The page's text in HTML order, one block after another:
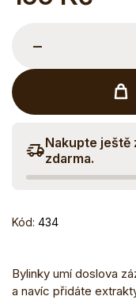
cena:
−
Nakupte ještě
zdarma.
Kód: 434
Bylinky umí doslova
a navíc přidáte